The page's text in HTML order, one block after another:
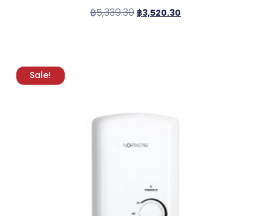
฿5,339.30 ฿3,520.30
Sale!